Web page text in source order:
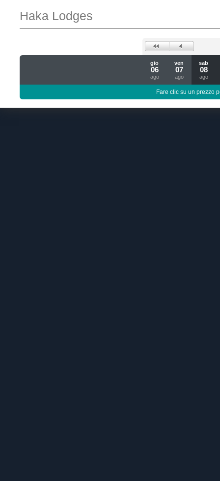
Haka Lodges
gio
06
ago
ven
07
ago
sab
08
ago
Fare clic su un prezzo